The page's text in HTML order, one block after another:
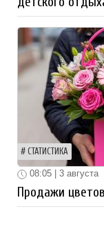
СТАТИСТИКА
08:05 | 3 августа
Продажи